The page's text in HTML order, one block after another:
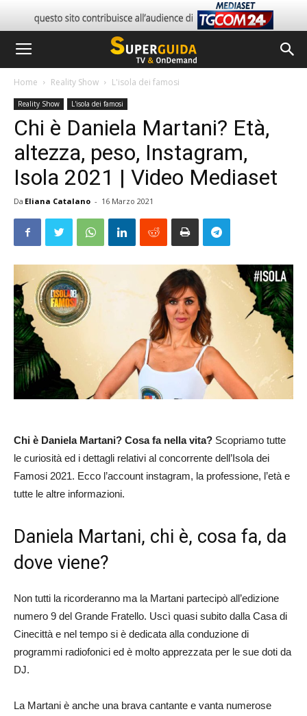
Home Reality Show L'isola dei famosi
Reality Show L'isola dei famosi
Chi è Daniela Martani? Età,
altezza, peso, Instagram,
Isola 2021 | Video Mediaset
Da Eliana Catalano - 16 Marzo 2021
Chi è Daniela Martani? Cosa fa nella vita? Scopriamo tutte
le curiosità ed i dettagli relativi al concorrente dell’Isola dei
Famosi 2021. Ecco l’account instagram, la professione, l’età e
tutte le altre informazioni.
Daniela Martani, chi è, cosa fa, da
dove viene?
Non tutti la ricorderanno ma la Martani partecipò all’edizione
numero 9 del Grande Fratello. Uscì quasi subito dalla Casa di
Cinecittà e nel tempo si è dedicata alla conduzione di
programmi radiofonici ed è molto apprezzata per le sue doti da
DJ.
La Martani è anche una brava cantante e vanta numerose